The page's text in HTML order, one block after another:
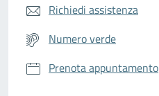
Richiedi assistenza
Numero verde
Prenota appuntamento